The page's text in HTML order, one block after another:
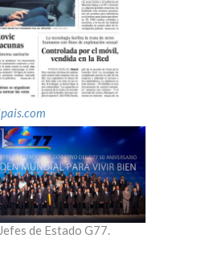
de Estado G77.